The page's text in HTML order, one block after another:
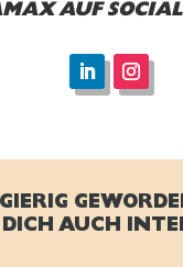
AUF
AUCH